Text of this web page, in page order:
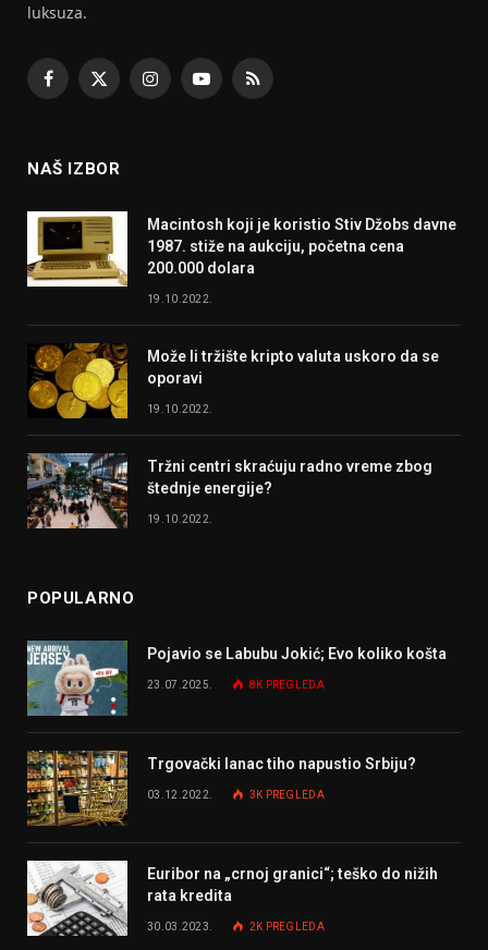
luksuza.
Facebook
X
InstagramYouTubeRSS
NAŠ IZBOR
Macintosh koji je koristio Stiv Džobs davne
1987. stiže na aukciju, početna cena
200.000 dolara
19.10.2022.
Može li tržište kripto valuta uskoro da se
oporavi
19.10.2022.
Tržni centri skraćuju radno vreme zbog
štednje energije?
19.10.2022.
POPULARNO
Pojavio se Labubu Jokić; Evo koliko košta
23.07.2025. 8K PREGLEDA
Trgovački lanac tiho napustio Srbiju?
03.12.2022. 3K PREGLEDA
Euribor na „crnoj granici“; teško do nižih
rata kredita
30.03.2023. 2K PREGLEDA